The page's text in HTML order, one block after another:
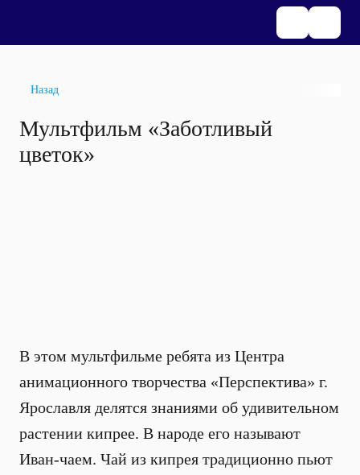
Назад
Мультфильм «Заботливый
цветок»
В этом мультфильме ребята из Центра
анимационного творчества «Перспектива» г.
Ярославля делятся знаниями об удивительном
растении кипрее. В народе его называют
Иван-чаем. Чай из кипрея традиционно пьют